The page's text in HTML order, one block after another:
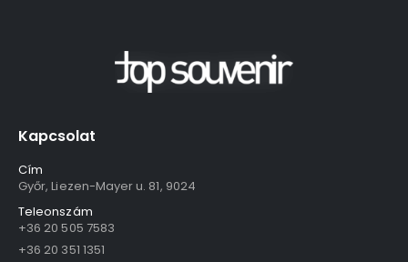
Kapcsolat
Cím
Győr, Liezen-Mayer u. 81, 9024
Teleonszám
+36 20 505 7583
+36 20 351 1351